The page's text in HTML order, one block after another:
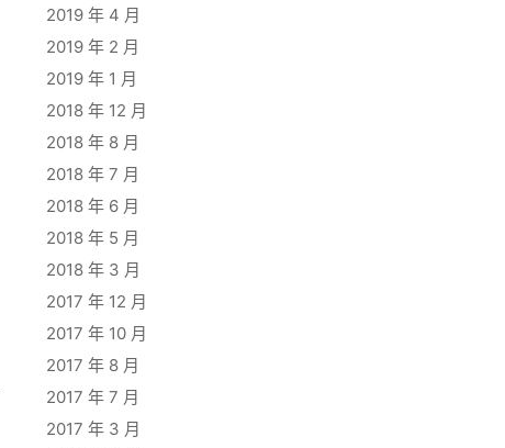
2019 年 4 月
2019 年 2 月
2019 年 1 月
2018 年 12 月
2018 年 8 月
2018 年 7 月
2018 年 6 月
2018 年 5 月
2018 年 3 月
2017 年 12 月
2017 年 10 月
2017 年 8 月
2017 年 7 月
2017 年 3 月